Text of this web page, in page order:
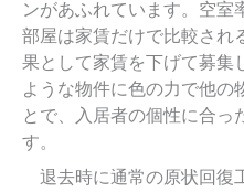
ンがあふれています。空室
部屋は家賃だけで比較され
果として家賃を下げて募集
ような物件に色の力で他の
とで、入居者の個性に合っ
す。
退去時に通常の原状回復